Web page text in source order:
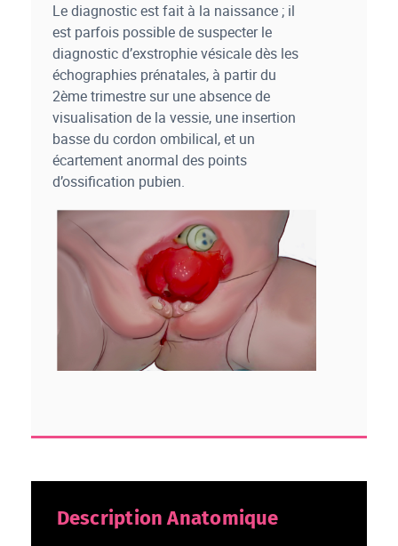
Le diagnostic est fait à la naissance ; il
est parfois possible de suspecter le
diagnostic d’exstrophie vésicale dès les
échographies prénatales, à partir du
2èmetrimestre sur une absence de
visualisation de la vessie, une insertion
basse du cordon ombilical, et un
écartement anormal des points
d’ossification pubien.
Description Anatomique